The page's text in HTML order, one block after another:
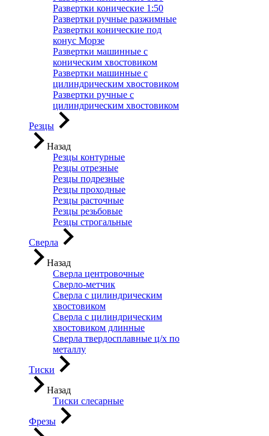
Развертки конические 1:50
Развертки ручные разжимные
Развертки конические под
конус Морзе
Развертки машинные с
коническим хвостовиком
Развертки машинные с
цилиндрическим хвостовиком
Развертки ручные с
цилиндрическим хвостовиком
Резцы
Назад
Резцы контурные
Резцы отрезные
Резцы подрезные
Резцы проходные
Резцы расточные
Резцы резьбовые
Резцы строгальные
Сверла
Назад
Сверла центровочные
Сверло-метчик
Сверла с цилиндрическим
хвостовиком
Сверла с цилиндрическим
хвостовиком длинные
Сверла твердосплавные ц/х по
металлу
Тиски
Назад
Тиски слесарные
Фрезы